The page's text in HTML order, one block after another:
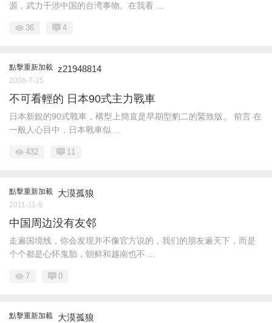
源，武力干涉中国的台湾事物。在我看 ...
36 4
點擊重新加載 z21948814
2006-7-25
不可看輕的 日本90式主力戰車
日本新銳的90式戰車，構型上簡直是早期型豹二的緊致版。 前言 在
一般人心目中，日本戰車似 ...
432 11
點擊重新加載 大漠孤狼
2011-11-9
中国周边没有友邻
走遍国境线，你会发现并不像官方说的，我们的朋友遍天下，而是
个个都是心怀鬼胎，朝鲜和越南也不 ...
7 0
點擊重新加載 大漠孤狼